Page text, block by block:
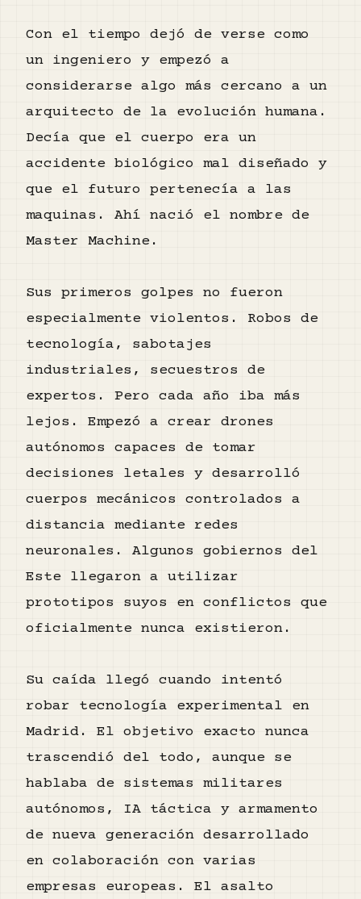
Con el tiempo dejó de verse como
un ingeniero y empezó a
considerarse algo más cercano a un
arquitecto de la evolución humana.
Decía que el cuerpo era un
accidente biológico mal diseñado y
que el futuro pertenecía a las
maquinas. Ahí nació el nombre de
Master Machine.
Sus primeros golpes no fueron
especialmente violentos. Robos de
tecnología, sabotajes
industriales, secuestros de
expertos. Pero cada año iba más
lejos. Empezó a crear drones
autónomos capaces de tomar
decisiones letales y desarrolló
cuerpos mecánicos controlados a
distancia mediante redes
neuronales. Algunos gobiernos del
Este llegaron a utilizar
prototipos suyos en conflictos que
oficialmente nunca existieron.
Su caída llegó cuando intentó
robar tecnología experimental en
Madrid. El objetivo exacto nunca
trascendió del todo, aunque se
hablaba de sistemas militares
autónomos, IA táctica y armamento
de nueva generación desarrollado
en colaboración con varias
empresas europeas. El asalto